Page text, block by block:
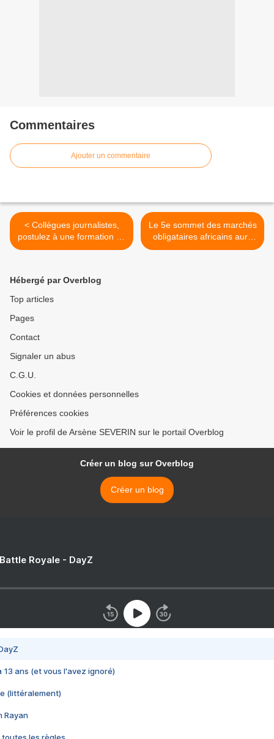
Commentaires
Ajouter un commentaire
< Collègues journalistes,
postulez à une formation au
Cameroun!
Le 5e sommet des marchés
obligataires africains aura
lieu en avril aux Etats-Unis
Hébergé par Overblog
Top articles
Pages
Contact
Signaler un abus
C.G.U.
Cookies et données personnelles
Préférences cookies
Voir le profil de Arsène SEVERIN sur le portail Overblog
Créer un blog sur Overblog
Créer un blog
Royale - DayZ
13 ans (et vous l'avez ignoré)
(littéralement)
Rayan